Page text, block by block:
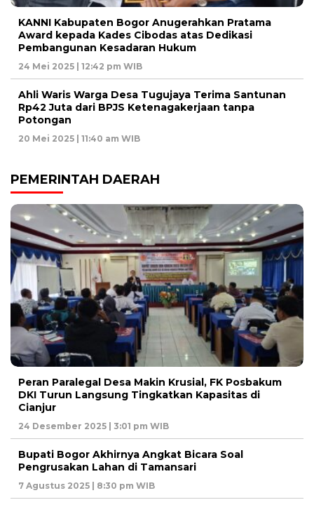
KANNI Kabupaten Bogor Anugerahkan Pratama
Award kepada Kades Cibodas atas Dedikasi
Pembangunan Kesadaran Hukum
24 Mei 2025 | 12:42 pm WIB
Ahli Waris Warga Desa Tugujaya Terima Santunan
Rp42 Juta dari BPJS Ketenagakerjaan tanpa
Potongan
20 Mei 2025 | 11:40 am WIB
PEMERINTAH DAERAH
Peran Paralegal Desa Makin Krusial, FK Posbakum
DKI Turun Langsung Tingkatkan Kapasitas di
Cianjur
24 Desember 2025 | 3:01 pm WIB
Bupati Bogor Akhirnya Angkat Bicara Soal
Pengrusakan Lahan di Tamansari
7 Agustus 2025 | 8:30 pm WIB